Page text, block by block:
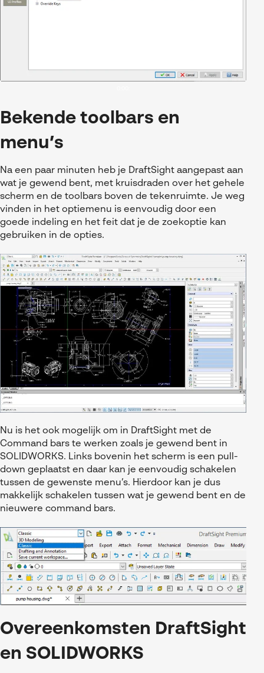
Bekende toolbars en
menu’s
Na een paar minuten heb je DraftSight aangepast aan
wat je gewend bent, met kruisdraden over het gehele
scherm en de toolbars boven de tekenruimte. Je weg
vinden in het optiemenu is eenvoudig door een
goede indeling en het feit dat je de zoekoptie kan
gebruiken in de opties.
Nu is het ook mogelijk om in DraftSight met de
Command bars te werken zoals je gewend bent in
SOLIDWORKS. Links bovenin het scherm is een pull-
down geplaatst en daar kan je eenvoudig schakelen
tussen de gewenste menu’s. Hierdoor kan je dus
makkelijk schakelen tussen wat je gewend bent en de
nieuwere command bars.
Overeenkomsten DraftSight
en SOLIDWORKS